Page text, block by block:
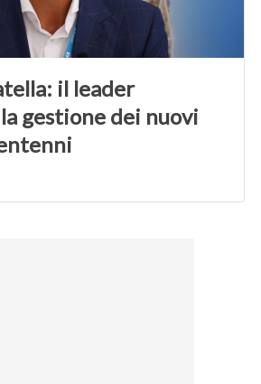
il leader
gestione dei nuovi